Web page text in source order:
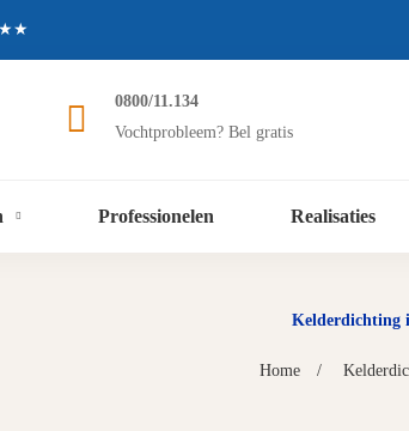
0800/11.134
Vochtprobleem? Bel gratis
Professionelen Realisaties
Kelderdichting
Home